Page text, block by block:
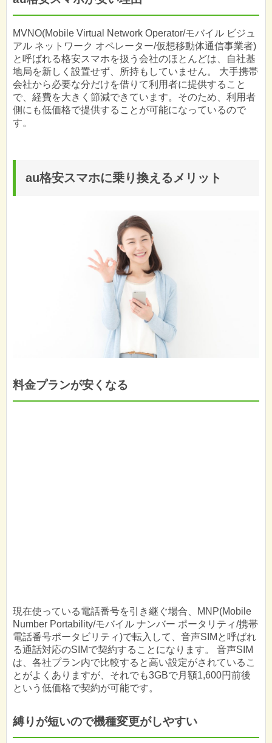
MVNO(Mobile Virtual Network Operator/モバイル ビジュ
アル ネットワーク オペレーター/仮想移動体通信事業者)
と呼ばれる格安スマホを扱う会社のほとんどは、自社基
地局を新しく設置せず、所持もしていません。 大手携帯
会社から必要な分だけを借りて利用者に提供すること
で、経費を大きく節減できています。そのため、利用者
側にも低価格で提供することが可能になっているので
す。
au格安スマホに乗り換えるメリット
料金プランが安くなる
現在使っている電話番号を引き継ぐ場合、MNP(Mobile
Number Portability/モバイル ナンバー ポータリティ/携帯
電話番号ポータビリティ)で転入して、音声SIMと呼ばれ
る通話対応のSIMで契約することになります。 音声SIM
は、各社プラン内で比較すると高い設定がされているこ
とがよくありますが、それでも3GBで月額1,600円前後
という低価格で契約が可能です。
縛りが短いので機種変更がしやすい